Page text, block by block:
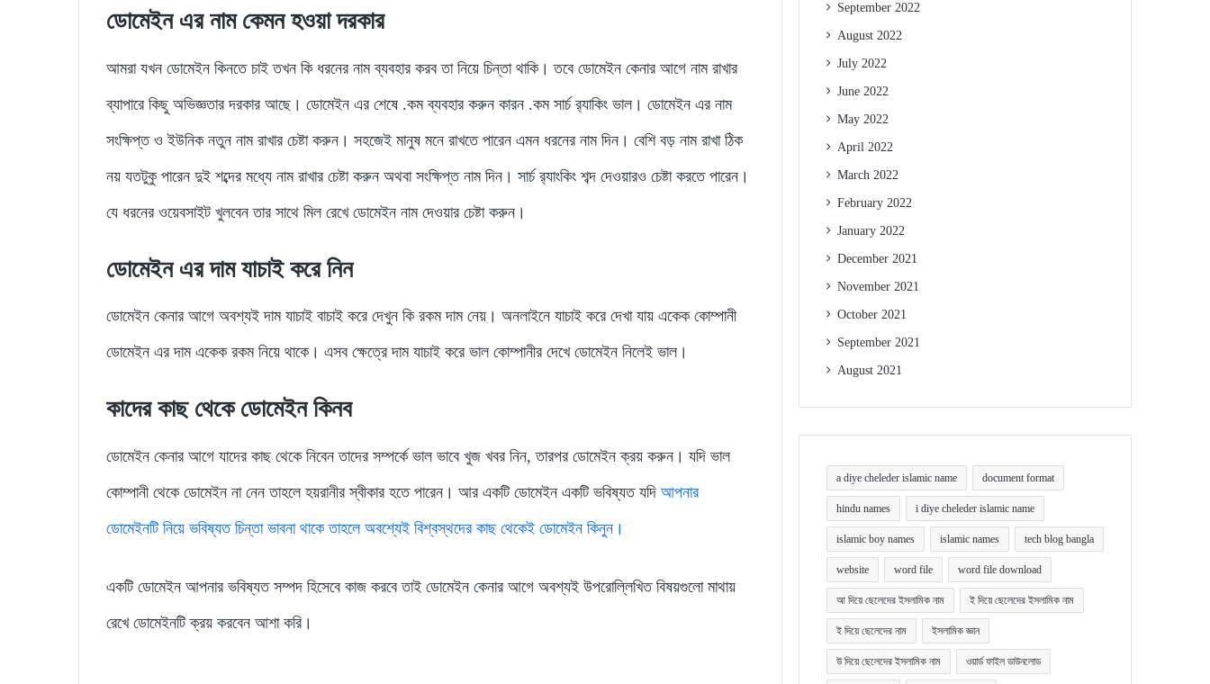
ডোমেইন এর নাম কেমন হওয়া দরকার
আমরা যখন ডোমেইন কিনতে চাই তখন কি ধরনের নাম ব্যবহার করব তা নিয়ে চিন্তা থাকি। তবে ডোমেইন কেনার আগে নাম রাখার
ব্যাপারে কিছু অভিজ্ঞতার দরকার আছে। ডোমেইন এর শেষে .কম ব্যবহার করুন কারন .কম সার্চ র‌্যাকিং ভাল। ডোমেইন এর নাম
সংক্ষিপ্ত ও ইউনিক নতুন নাম রাখার চেষ্টা করুন। সহজেই মানুষ মনে রাখতে পারেন এমন ধরনের নাম দিন। বেশি বড় নাম রাখা ঠিক
নয় যতটুকু পারেন দুই শব্দের মধ্যে নাম রাখার চেষ্টা করুন অথবা সংক্ষিপ্ত নাম দিন। সার্চ র‌্যাংকিং শব্দ দেওয়ারও চেষ্টা করতে পারেন।
যে ধরনের ওয়েবসাইট খুলবেন তার সাথে মিল রেখে ডোমেইন নাম দেওয়ার চেষ্টা করুন।
ডোমেইন এর দাম যাচাই করে নিন
ডোমেইন কেনার আগে অবশ্যই দাম যাচাই বাচাই করে দেখুন কি রকম দাম নেয়। অনলাইনে যাচাই করে দেখা যায় একেক কোম্পানী
ডোমেইন এর দাম একেক রকম নিয়ে থাকে। এসব ক্ষেত্রে দাম যাচাই করে ভাল কোম্পানীর দেখে ডোমেইন নিলেই ভাল।
কাদের কাছ থেকে ডোমেইন কিনব
ডোমেইন কেনার আগে যাদের কাছ থেকে নিবেন তাদের সম্পর্কে ভাল ভাবে খুজ খবর নিন, তারপর ডোমেইন ক্রয় করুন। যদি ভাল
কোম্পানী থেকে ডোমেইন না নেন তাহলে হয়রানীর স্বীকার হতে পারেন। আর একটি ডোমেইন একটি ভবিষ্যত যদি আপনার
ডোমেইনটি নিয়ে ভবিষ্যত চিন্তা ভাবনা থাকে তাহলে অবশ্যেই বিশ্বস্থদের কাছ থেকেই ডোমেইন কিনুন।
একটি ডোমেইন আপনার ভবিষ্যত সম্পদ হিসেবে কাজ করবে তাই ডোমেইন কেনার আগে অবশ্যই উপরোল্লিখিত বিষয়গুলো মাথায়
রেখে ডোমেইনটি ক্রয় করবেন আশা করি।
September 2022
August 2022
July 2022
June 2022
May 2022
April 2022
March 2022
February 2022
January 2022
December 2021
November 2021
October 2021
September 2021
August 2021
a diye cheleder islamic name document format
hindu names i diye cheleder islamic name
islamic boy names islamic names tech blog bangla
website word file word file download
আ দিয়ে ছেলেদের ইসলামিক নাম ই দিয়ে ছেলেদের ইসলামিক নাম
ই দিয়ে ছেলেদের নাম ইসলামিক জ্ঞান
উ দিয়ে ছেলেদের ইসলামিক নাম ওয়ার্ড ফাইল ডাউনলোড